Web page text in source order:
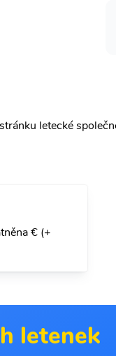
letecké
€ (+
letenek